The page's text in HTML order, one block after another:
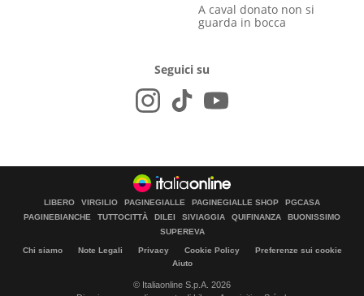
A caval donato non si
guarda in bocca
Seguici su
LIBERO VIRGILIO PAGINEGIALLE PAGINEGIALLE SHOP
PGCASA
PAGINEBIANCHE
TUTTOCITTÀ DILEI SIVIAGGIA QUIFINANZA
BUONISSIMO
SUPEREVA
Chi siamo Note Legali Privacy Cookie Policy
Preferenze sui cookie
Aiuto
© Italiaonline S.p.A. 2026